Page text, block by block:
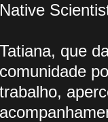
Native
Tatiana, que
comunidade
trabalho,